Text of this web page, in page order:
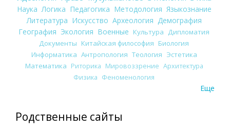
Наука Логика Педагогика Методология Языкознание
Литература Искусство Археология Демография
География Экология Военные Культура
Дипломатия
Документы Китайская философия Биология
Информатика Антропология Теология Эстетика
Математика Риторика Мировоззрение Архитектура
Физика Феноменология
Еще
Родственные сайты